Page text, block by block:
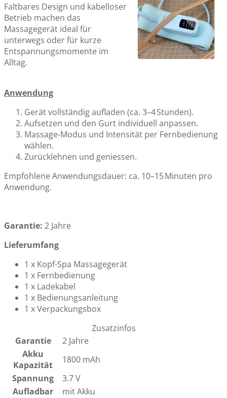
Faltbares Design und kabelloser
Betrieb machen das
Massagegerät ideal für
unterwegs oder für kurze
Entspannungsmomente im
Alltag.
Anwendung
Gerät vollständig aufladen (ca. 3–4 Stunden).
Aufsetzen und den Gurt individuell anpassen.
Massage-Modus und Intensität per Fernbedienung
wählen.
Zurücklehnen und geniessen.
Empfohlene Anwendungsdauer: ca. 10–15 Minuten pro
Anwendung.
Garantie: 2 Jahre
Lieferumfang
1 x Kopf-Spa Massagegerät
1 x Fernbedienung
1 x Ladekabel
1 x Bedienungsanleitung
1 x Verpackungsbox
Zusatzinfos
Garantie
2 Jahre
Akku
Kapazität
1800 mAh
Spannung
3.7 V
Aufladbar
mit Akku